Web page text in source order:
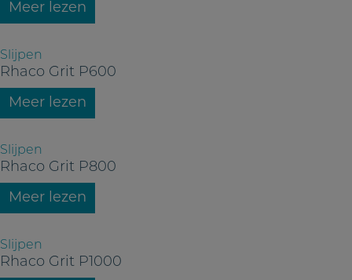
Meer lezen
Slijpen
Rhaco Grit P600
Meer lezen
Slijpen
Rhaco Grit P800
Meer lezen
Slijpen
Rhaco Grit P1000